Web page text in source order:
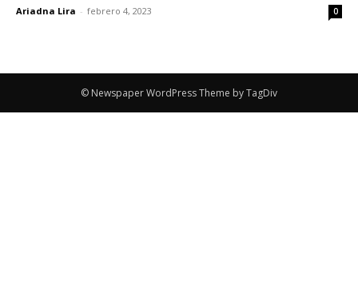
Ariadna Lira - febrero 4, 2023 0
© Newspaper WordPress Theme by TagDiv